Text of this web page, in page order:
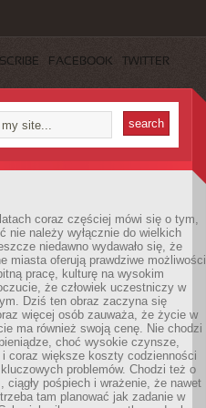
FACEBOOK TWITTER
coraz częściej mówi się o tym,
nie należy wyłącznie do wielkich
niedawno wydawało się, że
miasta oferują prawdziwe możliwości
pracę, kulturę na wysokim
że człowiek uczestniczy w
Dziś ten obraz zaczyna się
więcej osób zauważa, że życie w
ma również swoją cenę. Nie chodzi
choć wysokie czynsze,
i coraz większe koszty codzienności
problemów. Chodzi też o
ciągły pośpiech i wrażenie, że nawet
tam planować jak zadanie w